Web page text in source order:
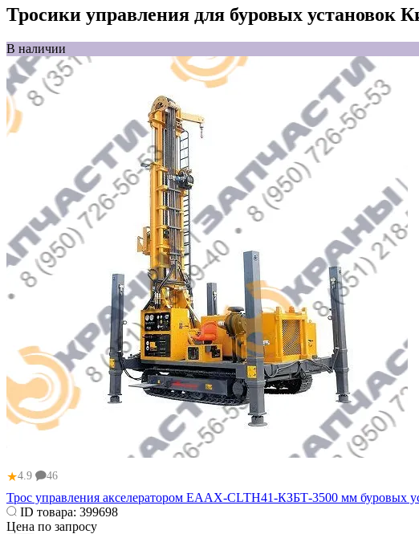
Тросики управления для буровых установок
В наличии
★4.9 46
Трос управления акселератором ЕААХ-CLTH41-КЗБТ-3500 мм буровых
ID товара: 399698
Цена по запросу